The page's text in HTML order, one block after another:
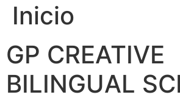
Inicio
GP CREATIVE
BILINGUAL